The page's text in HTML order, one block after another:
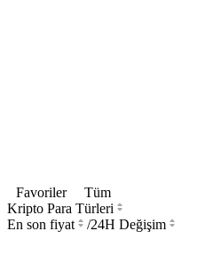
Favoriler
Tüm
Kripto Para Türleri
En son fiyat
/24H Değişim